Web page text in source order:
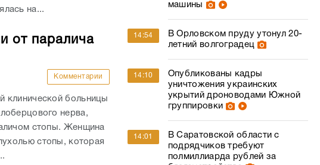
на...
от паралича
Комментарии
клинической больницы
нерва,
стопы. Женщина
стопы, которая
машины
14:54
В Орловском пруду утонул 20-
летний волгоградец
14:10
Опубликованы кадры
уничтожения украинских
укрытий дроноводами Южной
группировки
14:01
В Саратовской области с
подрядчиков требуют
полмиллиарда рублей за